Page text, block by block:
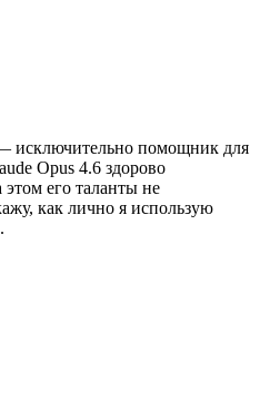
исключительно помощник для
Opus 4.6 здорово
этом его таланты не
как лично я использую